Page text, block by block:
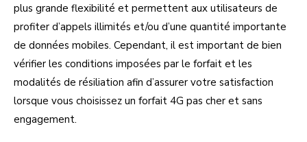
plus grande flexibilité et permettent aux utilisateurs de
profiter d’appels illimités et/ou d’une quantité importante
de données mobiles. Cependant, il est important de bien
vérifier les conditions imposées par le forfait et les
modalités de résiliation afin d’assurer votre satisfaction
lorsque vous choisissez un forfait 4G pas cher et sans
engagement.